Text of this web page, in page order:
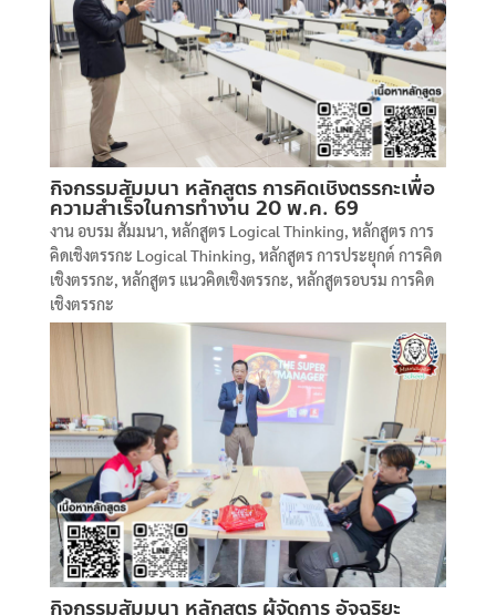
กิจกรรมสัมมนา หลักสูตร การคิดเชิงตรรกะเพื่อ
ความสำเร็จในการทำงาน 20 พ.ค. 69
งาน อบรม สัมมนา, หลักสูตร Logical Thinking, หลักสูตร การ
คิดเชิงตรรกะ Logical Thinking, หลักสูตร การประยุกต์ การคิด
เชิงตรรกะ, หลักสูตร แนวคิดเชิงตรรกะ, หลักสูตรอบรม การคิด
เชิงตรรกะ
กิจกรรมสัมมนา หลักสูตร ผู้จัดการ อัจฉริยะ